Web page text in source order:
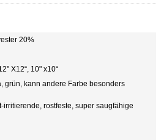
20%
X12“, 10" x10“
grün, kann andere Farbe besonders
irritierende, rostfeste, super saugfähige